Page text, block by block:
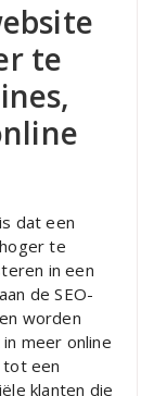
te
dat een
te
in een
de SEO-
worden
meer online
tot een
klanten die